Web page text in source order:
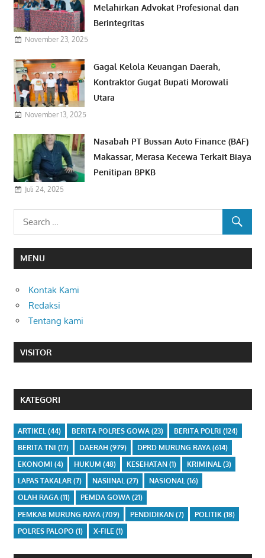
Melahirkan Advokat Profesional dan
Berintegritas
November 23, 2025
Gagal Kelola Keuangan Daerah,
Kontraktor Gugat Bupati Morowali
Utara
November 13, 2025
Nasabah PT Bussan Auto Finance (BAF)
Makassar, Merasa Kecewa Terkait Biaya
Penitipan BPKB
Juli 24, 2025
MENU
Kontak Kami
Redaksi
Tentang kami
VISITOR
KATEGORI
ARTIKEL (44) BERITA POLRES GOWA(23) BERITA POLRI (124)
BERITA TNI (17) DAERAH (979) DPRD MURUNG RAYA(614)
EKONOMI (4) HUKUM (48) KESEHATAN(1) KRIMINAL(3)
LAPAS TAKALAR(7) NASIINAL(27) NASIONAL(16)
OLAH RAGA(11) PEMDA GOWA(21)
PEMKAB MURUNG RAYA(709) PENDIDIKAN(7) POLITIK(18)
POLRES PALOPO (1) X-FILE (1)